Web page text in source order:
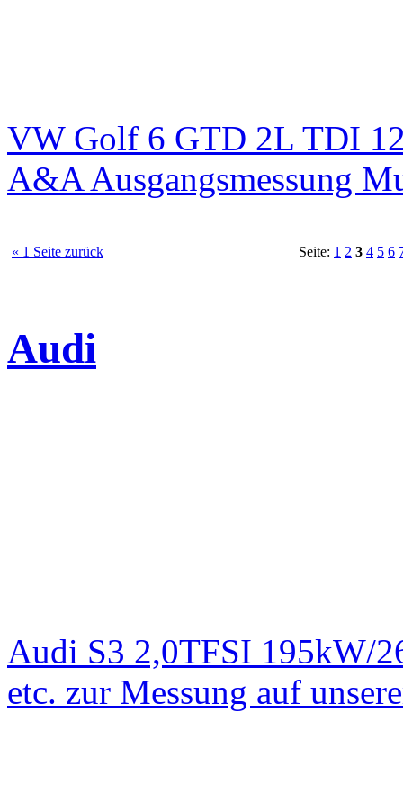
VW Golf 6 GTD 2L TDI
A&A Ausgangsmessung
« 1 Seite zurück Seite: 1 2 3 4 5 6
Audi
Audi S3 2,0TFSI 195kW/
etc. zur Messung auf